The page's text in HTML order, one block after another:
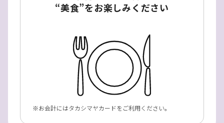
“美食”をお楽しみください
お会計にはタカシマヤカードをご利用ください。